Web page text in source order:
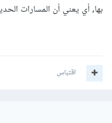
بها, أي يعني أن المسارات
اقتباس